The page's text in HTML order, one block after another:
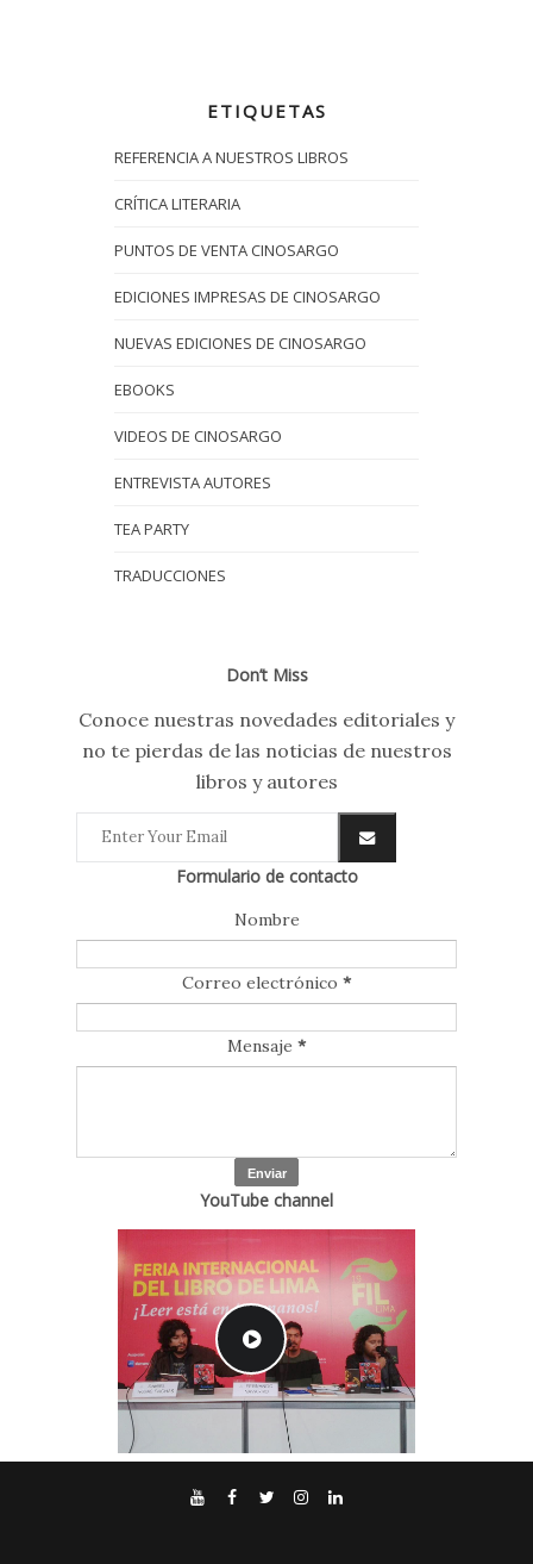
ETIQUETAS
REFERENCIA A NUESTROS LIBROS
CRÍTICA LITERARIA
PUNTOS DE VENTA CINOSARGO
EDICIONES IMPRESAS DE CINOSARGO
NUEVAS EDICIONES DE CINOSARGO
EBOOKS
VIDEOS DE CINOSARGO
ENTREVISTA AUTORES
TEA PARTY
TRADUCCIONES
Don’t Miss
Conoce nuestras novedades editoriales y
no te pierdas de las noticias de nuestros
libros y autores
Formulario de contacto
Nombre
Correo electrónico *
Mensaje *
YouTube channel